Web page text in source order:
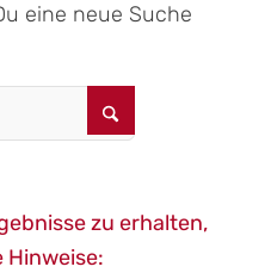
eine neue Suche
zu erhalten,